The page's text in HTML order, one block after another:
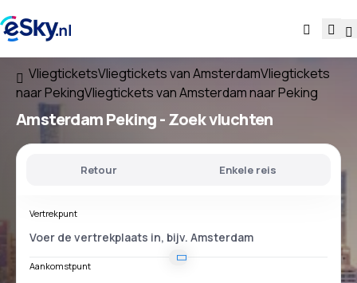
VliegticketsVliegtickets van AmsterdamVliegtickets
naar PekingVliegtickets van Amsterdam naar Peking
Amsterdam Peking- Zoek vluchten
Retour Enkele reis
Vertrekpunt
Aankomstpunt